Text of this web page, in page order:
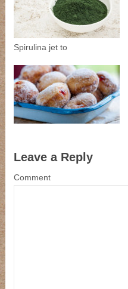
Spirulina jet to
Leave a Reply
Comment